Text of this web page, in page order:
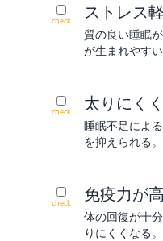
check ストレス
質の良い睡眠
が生まれやすい
check 太りにく
睡眠不足によ
を抑えられる。
check 免疫力が
体の回復が十
りにくくなる。